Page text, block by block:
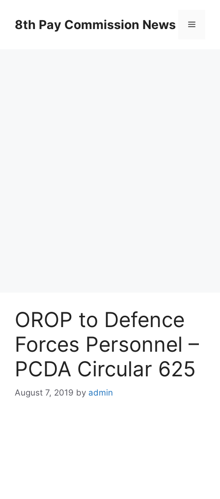
content8th Pay Commission News Menu
OROP to Defence
Forces Personnel –
PCDA Circular 625
August 7, 2019 by admin